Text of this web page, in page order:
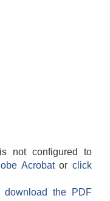
not configured to
Acrobatorclick
the PDF